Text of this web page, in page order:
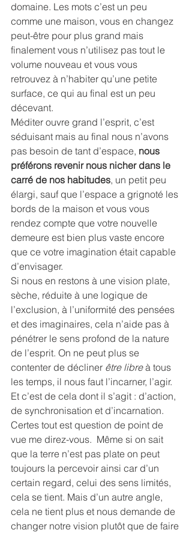
domaine. Les mots c’est un peu
comme une maison, vous en changez
peut-être pour plus grand mais
finalement vous n’utilisez pas tout le
volume nouveau et vous vous
retrouvez à n’habiter qu’une petite
surface, ce qui au final est un peu
décevant.
Méditer ouvre grand l’esprit, c’est
séduisant mais au final nous n’avons
pas besoin de tant d’espace, nous
préférons revenir nous nicher dans le
carré de nos habitudes, un petit peu
élargi, sauf que l’espace a grignoté les
bords de la maison et vous vous
rendez compte que votre nouvelle
demeure est bien plus vaste encore
que ce votre imagination était capable
d’envisager.
Si nous en restons à une vision plate,
sèche, réduite à une logique de
l’exclusion, à l’uniformité des pensées
et des imaginaires, cela n’aide pas à
pénétrer le sens profond de la nature
de l’esprit. On ne peut plus se
contenter de décliner être libre à tous
les temps, il nous faut l’incarner, l’agir.
Et c’est de cela dont il s’agit : d’action,
de synchronisation et d’incarnation.
Certes tout est question de point de
vue me direz-vous.  Même si on sait
que la terre n’est pas plate on peut
toujours la percevoir ainsi car d’un
certain regard, celui des sens limités,
cela se tient. Mais d’un autre angle,
cela ne tient plus et nous demande de
changer notre vision plutôt que de faire